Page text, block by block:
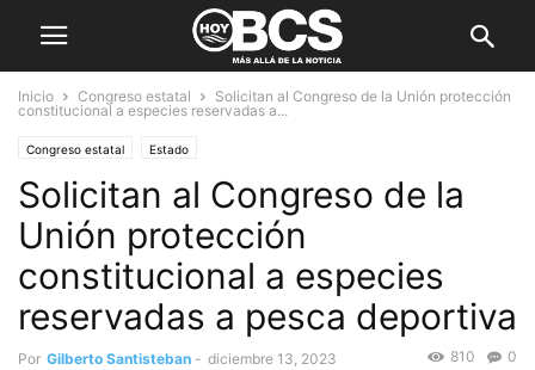
Inicio Congreso estatal
Solicitan al Congreso de la Unión protección
constitucional a especies reservadas a...
Congreso estatal Estado
Solicitan al Congreso de la
Unión protección
constitucional a especies
reservadas a pesca deportiva
Por Gilberto Santisteban - diciembre 13, 2023 0
810